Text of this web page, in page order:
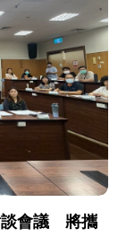
談會議 將攜